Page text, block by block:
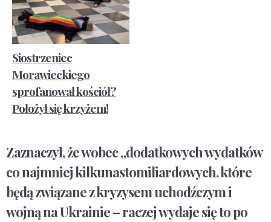
Siostrzeniec
Morawieckiego
sprofanował kościół?
Położył się krzyżem!
Zaznaczył, że wobec „dodatkowych wydatków
co najmniej kilkunastomiliardowych, które
będą związane z kryzysem uchodźczym i
wojną na Ukrainie – raczej wydaje się to po